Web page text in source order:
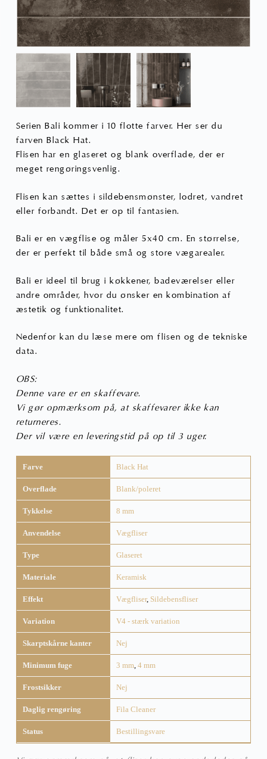
Serien Bali kommer i 10 flotte farver. Her ser du
farven Black Hat.
Flisen har en glaseret og blank overflade, der er
meget rengøringsvenlig.
Flisen kan sættes i sildebensmønster, lodret, vandret
eller forbandt. Det er op til fantasien.
Bali er en vægflise og måler 5x40 cm. En størrelse,
der er perfekt til både små og store vægarealer.
Bali er ideel til brug i køkkener, badeværelser eller
andre områder, hvor du ønsker en kombination af
æstetik og funktionalitet.
Nedenfor kan du læse mere om flisen og de tekniske
data.
OBS:
Denne vare er en skaffevare.
Vi gør opmærksom på, at skaffevarer ikke kan
returneres.
Der vil være en leveringstid på op til 3 uger.
Farve Black Hat
Overflade Blank/poleret
Tykkelse 8 mm
Anvendelse Vægfliser
Type Glaseret
Materiale Keramisk
Effekt Vægfliser, Sildebensfliser
Variation V4 - stærk variation
Skarptskårne kanter Nej
Minimum fuge 3 mm 4 mm
Frostsikker Nej
Daglig rengøring Fila Cleaner
Status Bestillingsvare